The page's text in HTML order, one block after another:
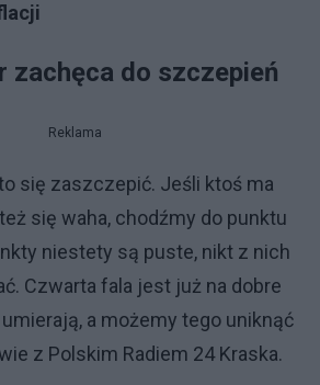
zachęca do szczepień
Reklama
się zaszczepić. Jeśli ktoś ma
się waha, chodźmy do punktu
niestety są puste, nikt z nich
Czwarta fala jest już na dobre
a możemy tego uniknąć
z Polskim Radiem 24 Kraska.